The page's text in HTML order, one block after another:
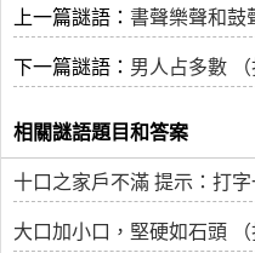
上一篇謎語： 書聲樂聲和鼓
下一篇謎語： 男人占多數 （
相關謎語題目和答案
十口之家戶不滿 提示：打字
大口加小口，堅硬如石頭 （